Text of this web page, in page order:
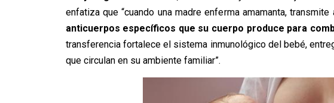
enfatiza que “cuando una madre enferma amamanta,
anticuerpos específicos que su cuerpo produce para
transferencia fortalece el sistema inmunológico del bebé,
que circulan en su ambiente familiar”.